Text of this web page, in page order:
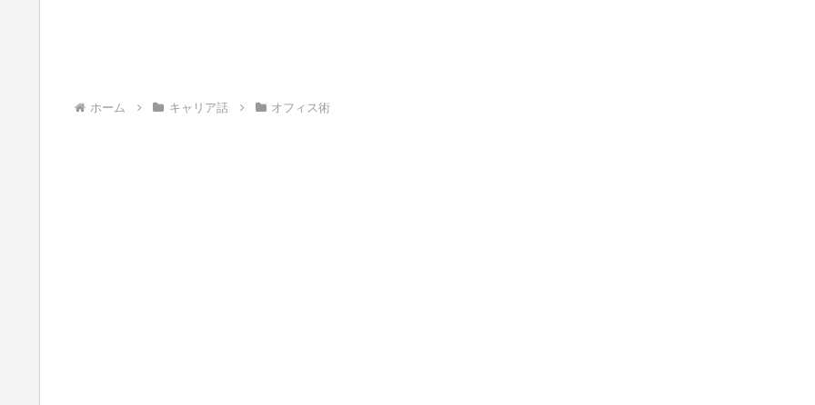
ホーム キャリア話 オフィス術